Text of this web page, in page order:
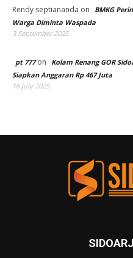
Rendy septiananda on
BMKG
Warga Diminta Waspada
3 September 2025
pt 777on
Kolam Renang GOR
Siapkan Anggaran Rp 467 Juta
16 July 2025